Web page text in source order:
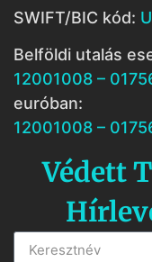
SWIFT/BIC kód:
Belföldi utalás
12001008 –
euróban:
12001008 –
Védett